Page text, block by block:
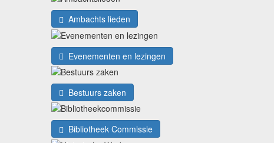
Ambachts lieden
Evenementen en lezingen
Bestuurs zaken
Bibliotheek Commissie